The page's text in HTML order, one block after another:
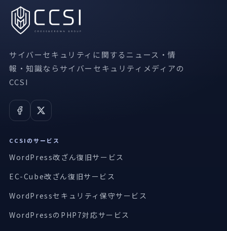
サイバーセキュリティに関するニュース・情
報・知識ならサイバーセキュリティメディアの
CCSI
CCSIのサービス
WordPress改ざん復旧サービス
EC-Cube改ざん復旧サービス
WordPressセキュリティ保守サービス
WordPressのPHP7対応サービス